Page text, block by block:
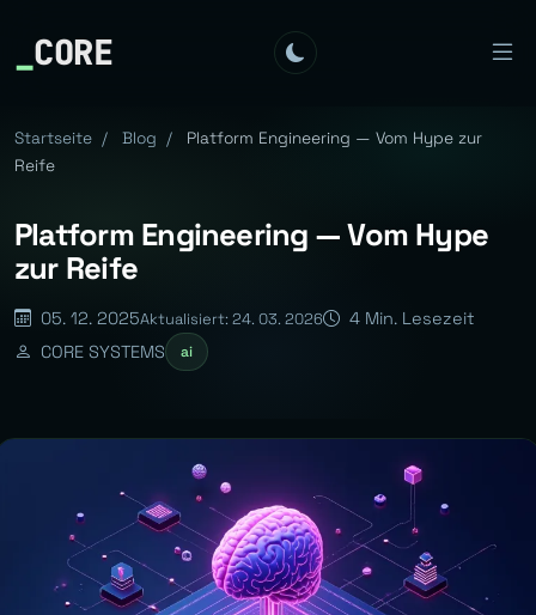
_CORE
Startseite / Blog /
Platform Engineering — Vom Hype zur
Reife
Platform Engineering — Vom Hype
zur Reife
05. 12. 2025Aktualisiert: 24. 03. 2026
4 Min. Lesezeit
CORE SYSTEMS
ai